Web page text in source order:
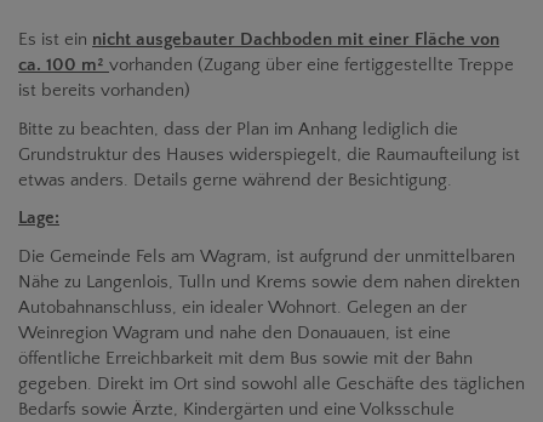
Es ist ein nicht ausgebauter Dachboden mit einer Fläche von
ca. 100 m² vorhanden (Zugang über eine fertiggestellte Treppe
ist bereits vorhanden)
Bitte zu beachten, dass der Plan im Anhang lediglich die
Grundstruktur des Hauses widerspiegelt, die Raumaufteilung ist
etwas anders. Details gerne während der Besichtigung.
Lage:
Die Gemeinde Fels am Wagram, ist aufgrund der unmittelbaren
Nähe zu Langenlois, Tulln und Krems sowie dem nahen direkten
Autobahnanschluss, ein idealer Wohnort. Gelegen an der
Weinregion Wagram und nahe den Donauauen, ist eine
öffentliche Erreichbarkeit mit dem Bus sowie mit der Bahn
gegeben. Direkt im Ort sind sowohl alle Geschäfte des täglichen
Bedarfs sowie Ärzte, Kindergärten und eine Volksschule